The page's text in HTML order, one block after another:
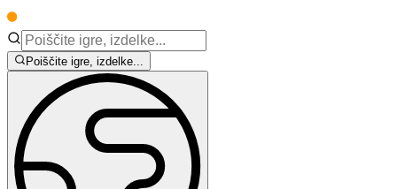
Poiščite igre, izdelke...